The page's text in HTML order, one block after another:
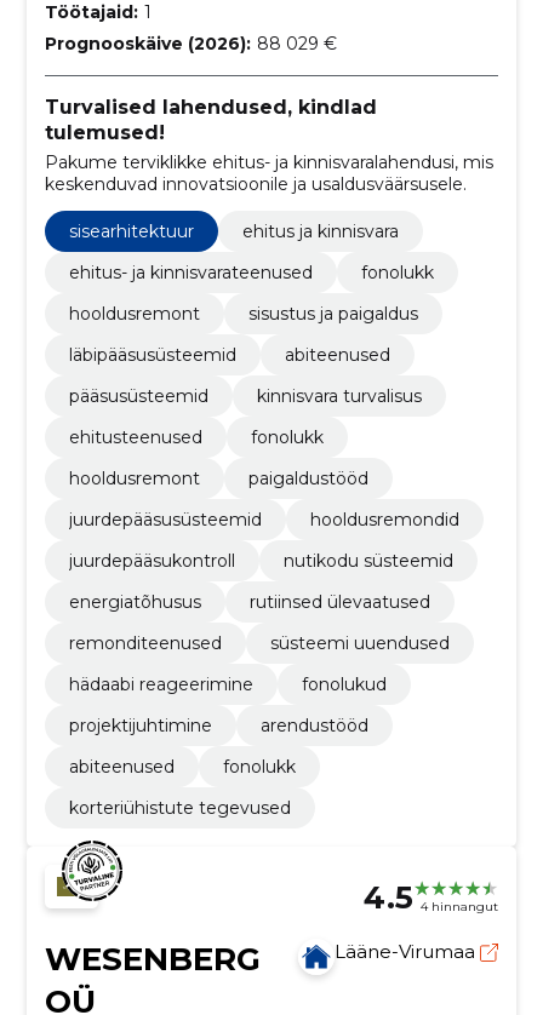
Töötajaid: 1
Prognooskäive (2026): 88 029 €
Turvalised lahendused, kindlad
tulemused!
Pakume terviklikke ehitus- ja kinnisvaralahendusi, mis
keskenduvad innovatsioonile ja usaldusväärsusele.
sisearhitektuur
ehitus ja kinnisvara
ehitus- ja kinnisvarateenused
fonolukk
hooldusremont
sisustus ja paigaldus
läbipääsusüsteemid
abiteenused
pääsusüsteemid
kinnisvara turvalisus
ehitusteenused
fonolukk
hooldusremont
paigaldustööd
juurdepääsusüsteemid
hooldusremondid
juurdepääsukontroll
nutikodu süsteemid
energiatõhusus
rutiinsed ülevaatused
remonditeenused
süsteemi uuendused
hädaabi reageerimine
fonolukud
projektijuhtimine
arendustööd
abiteenused
fonolukk
korteriühistute tegevused
4.5 4 hinnangut
WESENBERG
OÜ
Lääne-Virumaa